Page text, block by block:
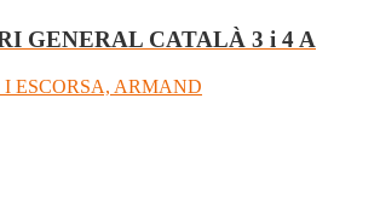
GENERAL CATALÀ 3 i 4 A
ESCORSA, ARMAND